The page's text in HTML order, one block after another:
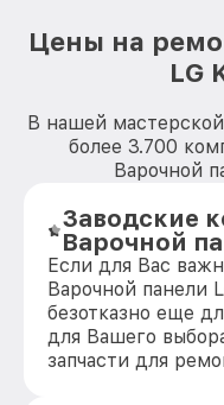
Цены на
LG
В нашей
более 3.700
Варочной
Заводские
Варочной
Если для Вас
Варочной панели
безотказно еще
для Вашего
запчасти для